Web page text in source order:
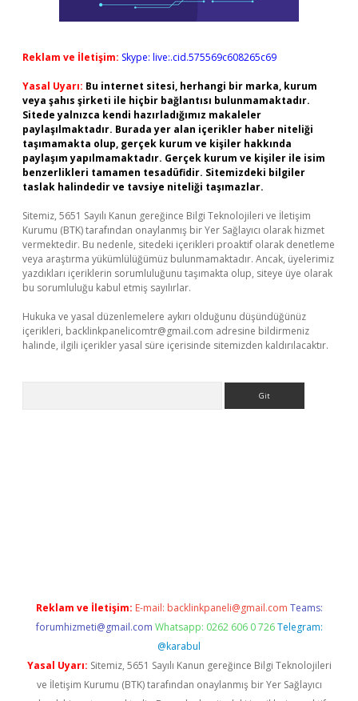
Reklam ve İletişim: Skype: live:.cid.575569c608265c69
Yasal Uyarı: Bu internet sitesi, herhangi bir marka, kurum
veya şahıs şirketi ile hiçbir bağlantısı bulunmamaktadır.
Sitede yalnızca kendi hazırladığımız makaleler
paylaşılmaktadır. Burada yer alan içerikler haber niteliği
taşımamakta olup, gerçek kurum ve kişiler hakkında
paylaşım yapılmamaktadır. Gerçek kurum ve kişiler ile isim
benzerlikleri tamamen tesadüfidir. Sitemizdeki bilgiler
taslak halindedir ve tavsiye niteliği taşımazlar.
Sitemiz, 5651 Sayılı Kanun gereğince Bilgi Teknolojileri ve İletişim
Kurumu (BTK) tarafından onaylanmış bir Yer Sağlayıcı olarak hizmet
vermektedir. Bu nedenle, sitedeki içerikleri proaktif olarak denetleme
veya araştırma yükümlülüğümüz bulunmamaktadır. Ancak, üyelerimiz
yazdıkları içeriklerin sorumluluğunu taşımakta olup, siteye üye olarak
bu sorumluluğu kabul etmiş sayılırlar.
Hukuka ve yasal düzenlemelere aykırı olduğunu düşündüğünüz
içerikleri, backlinkpanelicomtr@gmail.com adresine bildirmeniz
halinde, ilgili içerikler yasal süre içerisinde sitemizden kaldırılacaktır.
Reklam ve İletişim: E-mail: backlinkpaneli@gmail.com Teams:
forumhizmeti@gmail.com Whatsapp: 0262 606 0 726 Telegram:
@karabul
Yasal Uyarı: Sitemiz, 5651 Sayılı Kanun gereğince Bilgi Teknolojileri
ve İletişim Kurumu (BTK) tarafından onaylanmış bir Yer Sağlayıcı